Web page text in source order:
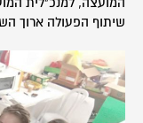
המועצה, למנכ"לית
שיתוף הפעולה ארוך